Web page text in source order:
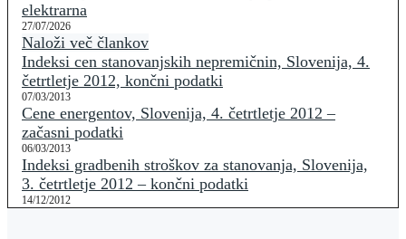
elektrarna
27/07/2026
Naloži več člankov
Indeksi cen stanovanjskih nepremičnin, Slovenija, 4.
četrtletje 2012, končni podatki
07/03/2013
Cene energentov, Slovenija, 4. četrtletje 2012 –
začasni podatki
06/03/2013
Indeksi gradbenih stroškov za stanovanja, Slovenija,
3. četrtletje 2012 – končni podatki
14/12/2012